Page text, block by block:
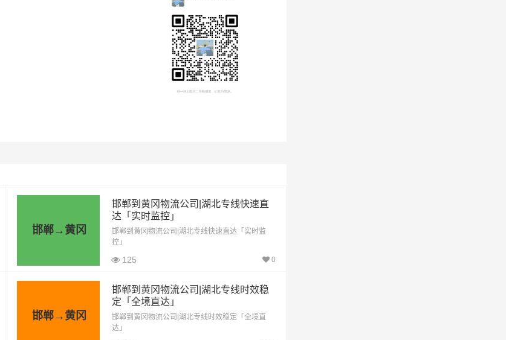
12033元
按单价×公里，以上报价为市场透明价，仅供参考，不作为
邯郸→黄冈
邯郸到黄冈物流公司|湖北专线快速直
达「实时监控」
邯郸到黄冈物流公司|湖北专线快速直达「实时监
控」
125 0
邯郸→黄冈
邯郸到黄冈物流公司|湖北专线时效稳
定「全境直达」
邯郸到黄冈物流公司|湖北专线时效稳定「全境直
达」